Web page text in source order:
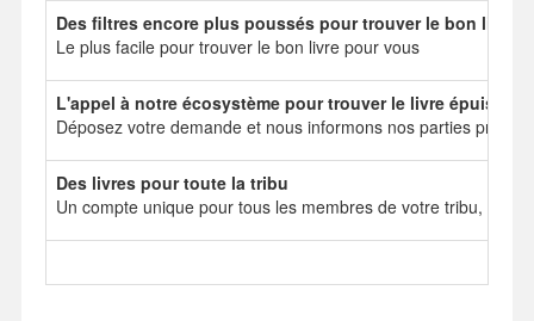
Des filtres encore plus poussés pour trouver le bon livre
Le plus facile pour trouver le bon livre pour vous
L'appel à notre écosystème pour trouver le livre épuisé
Déposez votre demande et nous informons nos parties
Des livres pour toute la tribu
Un compte unique pour tous les membres de votre tribu, mais